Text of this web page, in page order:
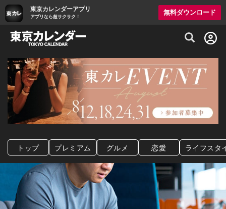
東京カレンダーアプリ
アプリなら超サクサク！
無料ダウンロード
グルメ情報・プレミアムレストラン予約
トップ プレミアム グルメ 恋愛 ライフスタ